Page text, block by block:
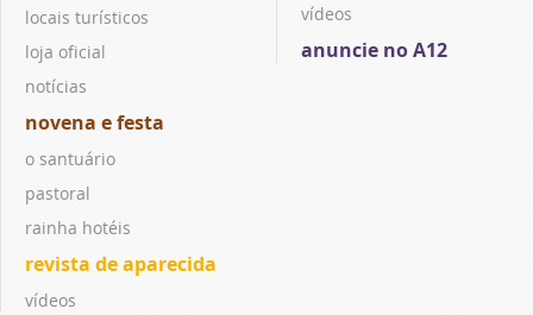
locais turísticos
loja oficial
notícias
novena e festa
o santuário
pastoral
rainha hotéis
revista de aparecida
vídeos
vídeos
anuncie no A12